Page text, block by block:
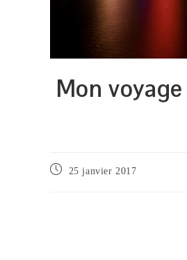
Mon
Publication
25 janvier 2017